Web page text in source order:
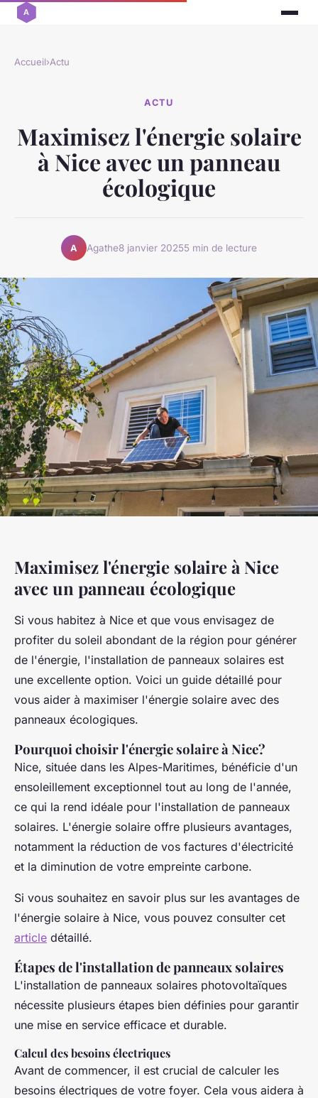
Accueil›Actu
ACTU
Maximisez l'énergie solaire
à Nice avec un panneau
écologique
A Agathe8 janvier 20255 min de lecture
Maximisez l'énergie solaire à Nice
avec un panneau écologique
Si vous habitez à Nice et que vous envisagez de
profiter du soleil abondant de la région pour générer
de l'énergie, l'installation de panneaux solaires est
une excellente option. Voici un guide détaillé pour
vous aider à maximiser l'énergie solaire avec des
panneaux écologiques.
Pourquoi choisir l'énergie solaire à Nice?
Nice, située dans les Alpes-Maritimes, bénéficie d'un
ensoleillement exceptionnel tout au long de l'année,
ce qui la rend idéale pour l'installation de panneaux
solaires. L'énergie solaire offre plusieurs avantages,
notamment la réduction de vos factures d'électricité
et la diminution de votre empreinte carbone.
Si vous souhaitez en savoir plus sur les avantages de
l'énergie solaire à Nice, vous pouvez consulter cet
article détaillé.
Étapes de l'installation de panneaux solaires
L'installation de panneaux solaires photovoltaïques
nécessite plusieurs étapes bien définies pour garantir
une mise en service efficace et durable.
Calcul des besoins électriques
Avant de commencer, il est crucial de calculer les
besoins électriques de votre foyer. Cela vous aidera à